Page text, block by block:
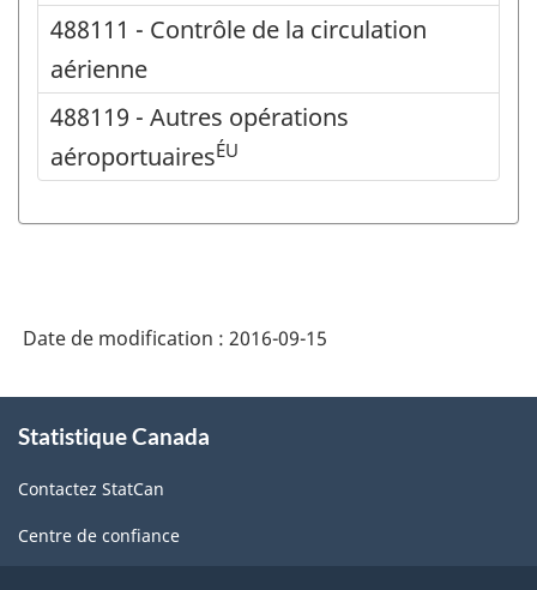
488111 - Contrôle de la circulation
aérienne
488119 - Autres opérations
aéroportuairesÉU
Date de modification : 2016-09-15
propos
ce
site
Statistique Canada
Contactez StatCan
Centre de confiance